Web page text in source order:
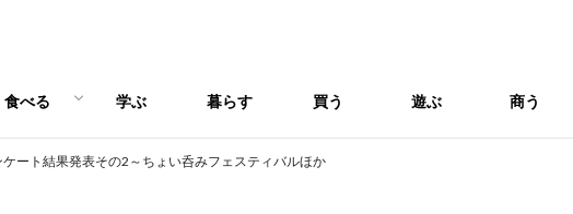
食べる
ン
イーツ
ンチ
フェ
学ぶ 暮らす 買う 遊ぶ 商う
ート結果発表その2～ちょい呑みフェスティバルほか